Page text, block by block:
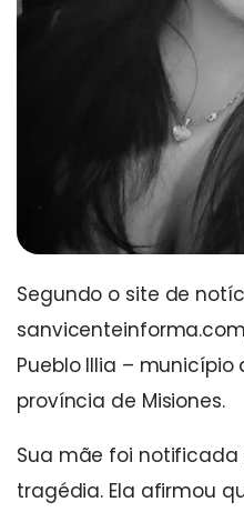
Segundo o site de
Pueblo Illia – município
província de Misiones.
Sua mãe foi
tragédia. Ela afirmou